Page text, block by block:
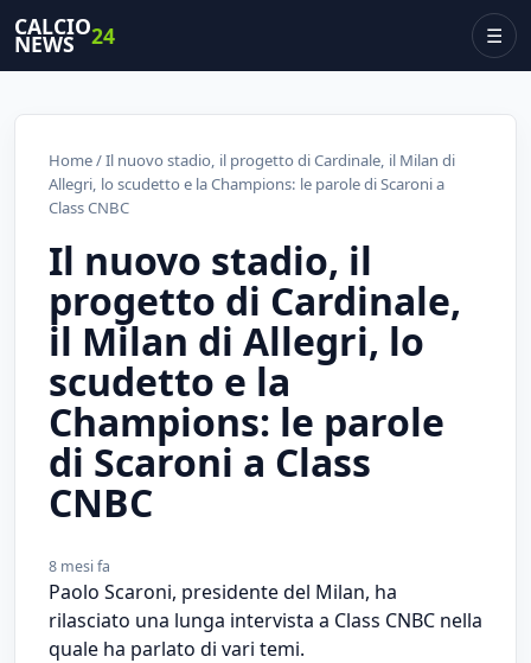
CALCIO
NEWS 24 ☰
Home/ Il nuovo stadio, il progetto di Cardinale, il Milan di
Allegri, lo scudetto e la Champions: le parole di Scaroni a
Class CNBC
Il nuovo stadio, il
progetto di Cardinale,
il Milan di Allegri, lo
scudetto e la
Champions: le parole
di Scaroni a Class
CNBC
8 mesi fa
Paolo Scaroni, presidente del Milan, ha
rilasciato una lunga intervista a Class CNBC nella
quale ha parlato di vari temi.